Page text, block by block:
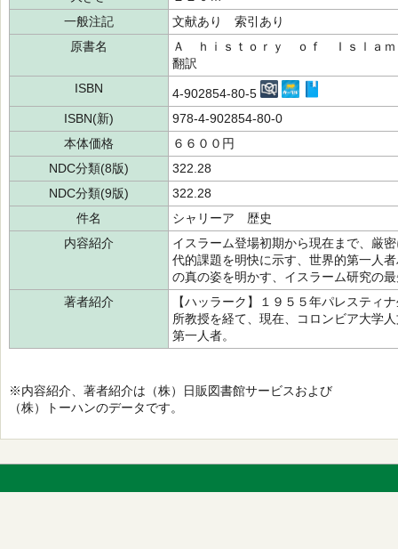
一般注記
文献あり 索引あり
原書名
Ａ ｈｉｓｔｏｒｙ ｏｆ Ｉｓｌａ
翻訳
ISBN
4-902854-80-5
ISBN(新)
978-4-902854-80-0
本体価格
６６００円
NDC分類(8版)
322.28
NDC分類(9版)
322.28
件名
シャリーア 歴史
内容紹介
イスラーム登場初期から現在まで、厳
代的課題を明快に示す、世界的第一人
の真の姿を明かす、イスラーム研究の
著者紹介
【ハッラーク】１９５５年パレスティ
所教授を経て、現在、コロンビア大学
第一人者。
※内容紹介、著者紹介は（株）日販図書館サービスおよび
（株）トーハンのデータです。